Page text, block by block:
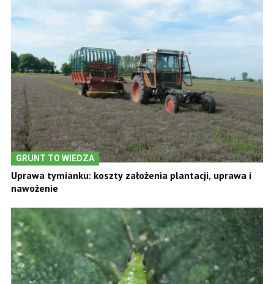
GRUNT TO WIEDZA
Uprawa tymianku: koszty założenia plantacji, uprawa i
nawożenie